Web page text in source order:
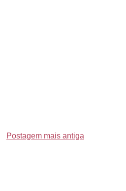
Postagem mais antiga